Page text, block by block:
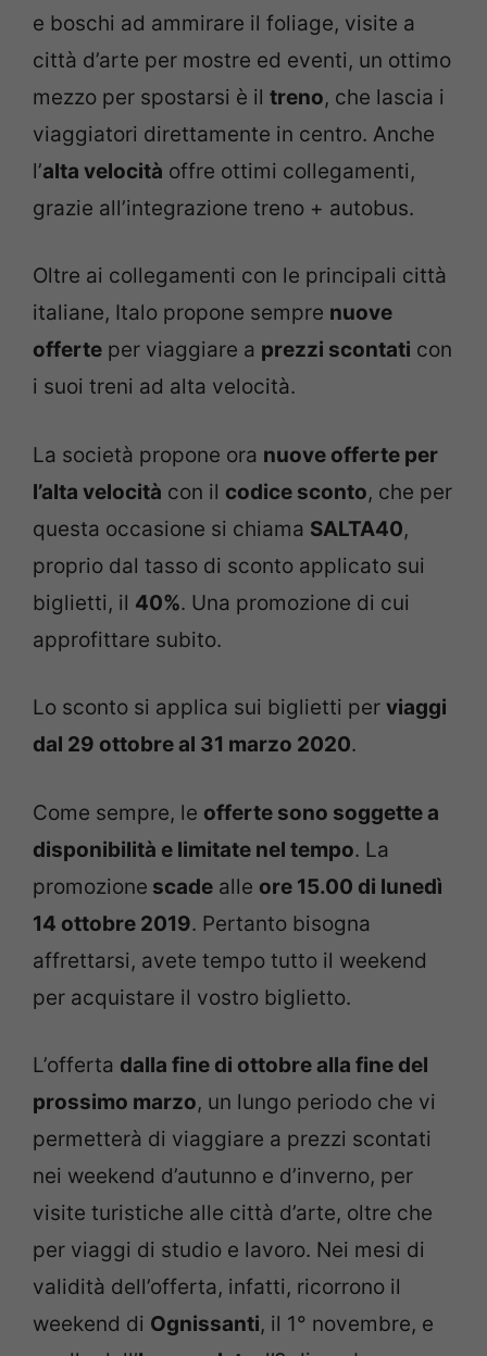
e boschi ad ammirare il foliage, visite a
città d’arte per mostre ed eventi, un ottimo
mezzo per spostarsi è il treno, che lascia i
viaggiatori direttamente in centro. Anche
l’alta velocità offre ottimi collegamenti,
grazie all’integrazione treno + autobus.
Oltre ai collegamenti con le principali città
italiane, Italo propone sempre nuove
offerte per viaggiare a prezzi scontati con
i suoi treni ad alta velocità.
La società propone ora nuove offerte per
l’alta velocità con il codice sconto, che per
questa occasione si chiama SALTA40,
proprio dal tasso di sconto applicato sui
biglietti, il 40%. Una promozione di cui
approfittare subito.
Lo sconto si applica sui biglietti per viaggi
dal 29 ottobre al 31 marzo 2020.
Come sempre, le offerte sono soggette a
disponibilità e limitate nel tempo. La
promozione scade alle ore 15.00 di lunedì
14 ottobre 2019. Pertanto bisogna
affrettarsi, avete tempo tutto il weekend
per acquistare il vostro biglietto.
L’offerta dalla fine di ottobre alla fine del
prossimo marzo, un lungo periodo che vi
permetterà di viaggiare a prezzi scontati
nei weekend d’autunno e d’inverno, per
visite turistiche alle città d’arte, oltre che
per viaggi di studio e lavoro. Nei mesi di
validità dell’offerta, infatti, ricorrono il
weekend di Ognissanti, il 1° novembre, e